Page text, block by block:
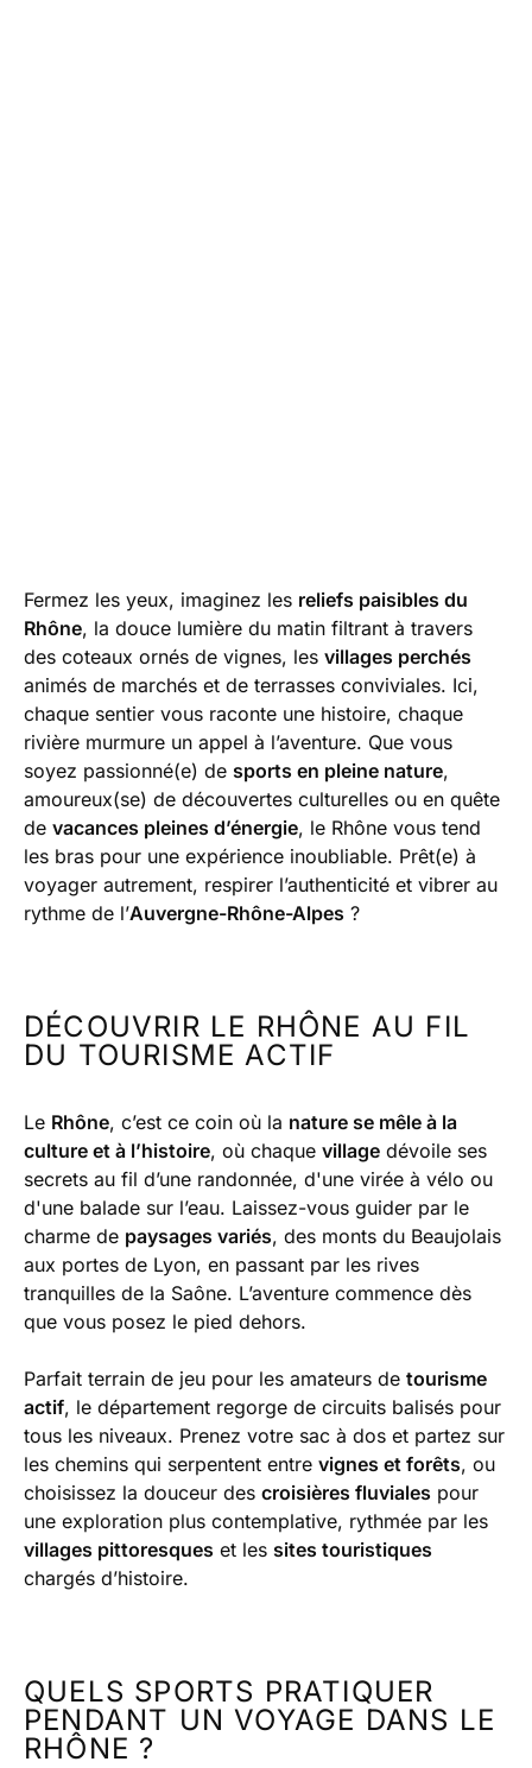
Fermez les yeux, imaginez les reliefs paisibles du
Rhône, la douce lumière du matin filtrant à travers
des coteaux ornés de vignes, les villages perchés
animés de marchés et de terrasses conviviales. Ici,
chaque sentier vous raconte une histoire, chaque
rivière murmure un appel à l’aventure. Que vous
soyez passionné(e) de sports en pleine nature,
amoureux(se) de découvertes culturelles ou en quête
de vacances pleines d’énergie, le Rhône vous tend
les bras pour une expérience inoubliable. Prêt(e) à
voyager autrement, respirer l’authenticité et vibrer au
rythme de l’Auvergne-Rhône-Alpes ?
DÉCOUVRIR LE RHÔNE AU FIL
DU TOURISME ACTIF
Le Rhône, c’est ce coin où la nature se mêle à la
culture et à l’histoire, où chaque village dévoile ses
secrets au fil d’une randonnée, d'une virée à vélo ou
d'une balade sur l’eau. Laissez-vous guider par le
charme de paysages variés, des monts du Beaujolais
aux portes de Lyon, en passant par les rives
tranquilles de la Saône. L’aventure commence dès
que vous posez le pied dehors.
Parfait terrain de jeu pour les amateurs de tourisme
actif, le département regorge de circuits balisés pour
tous les niveaux. Prenez votre sac à dos et partez sur
les chemins qui serpentent entre vignes et forêts, ou
choisissez la douceur des croisières fluviales pour
une exploration plus contemplative, rythmée par les
villages pittoresques et les sites touristiques
chargés d’histoire.
QUELS SPORTS PRATIQUER
PENDANT UN VOYAGE DANS LE
RHÔNE ?